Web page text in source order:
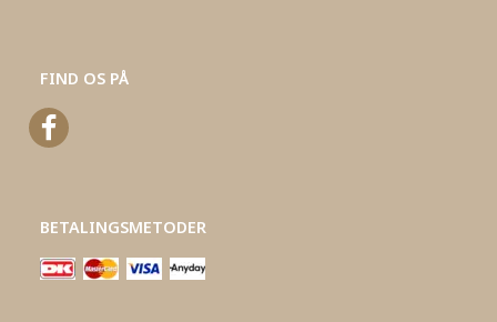
FIND OS PÅ
BETALINGSMETODER